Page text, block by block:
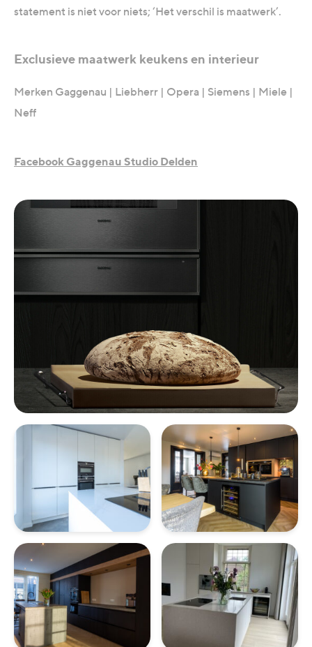
statement is niet voor niets; ‘Het verschil is maatwerk’.
Exclusieve maatwerk keukens en interieur
Merken Gaggenau | Liebherr | Opera | Siemens | Miele |
Neff
Facebook Gaggenau Studio Delden